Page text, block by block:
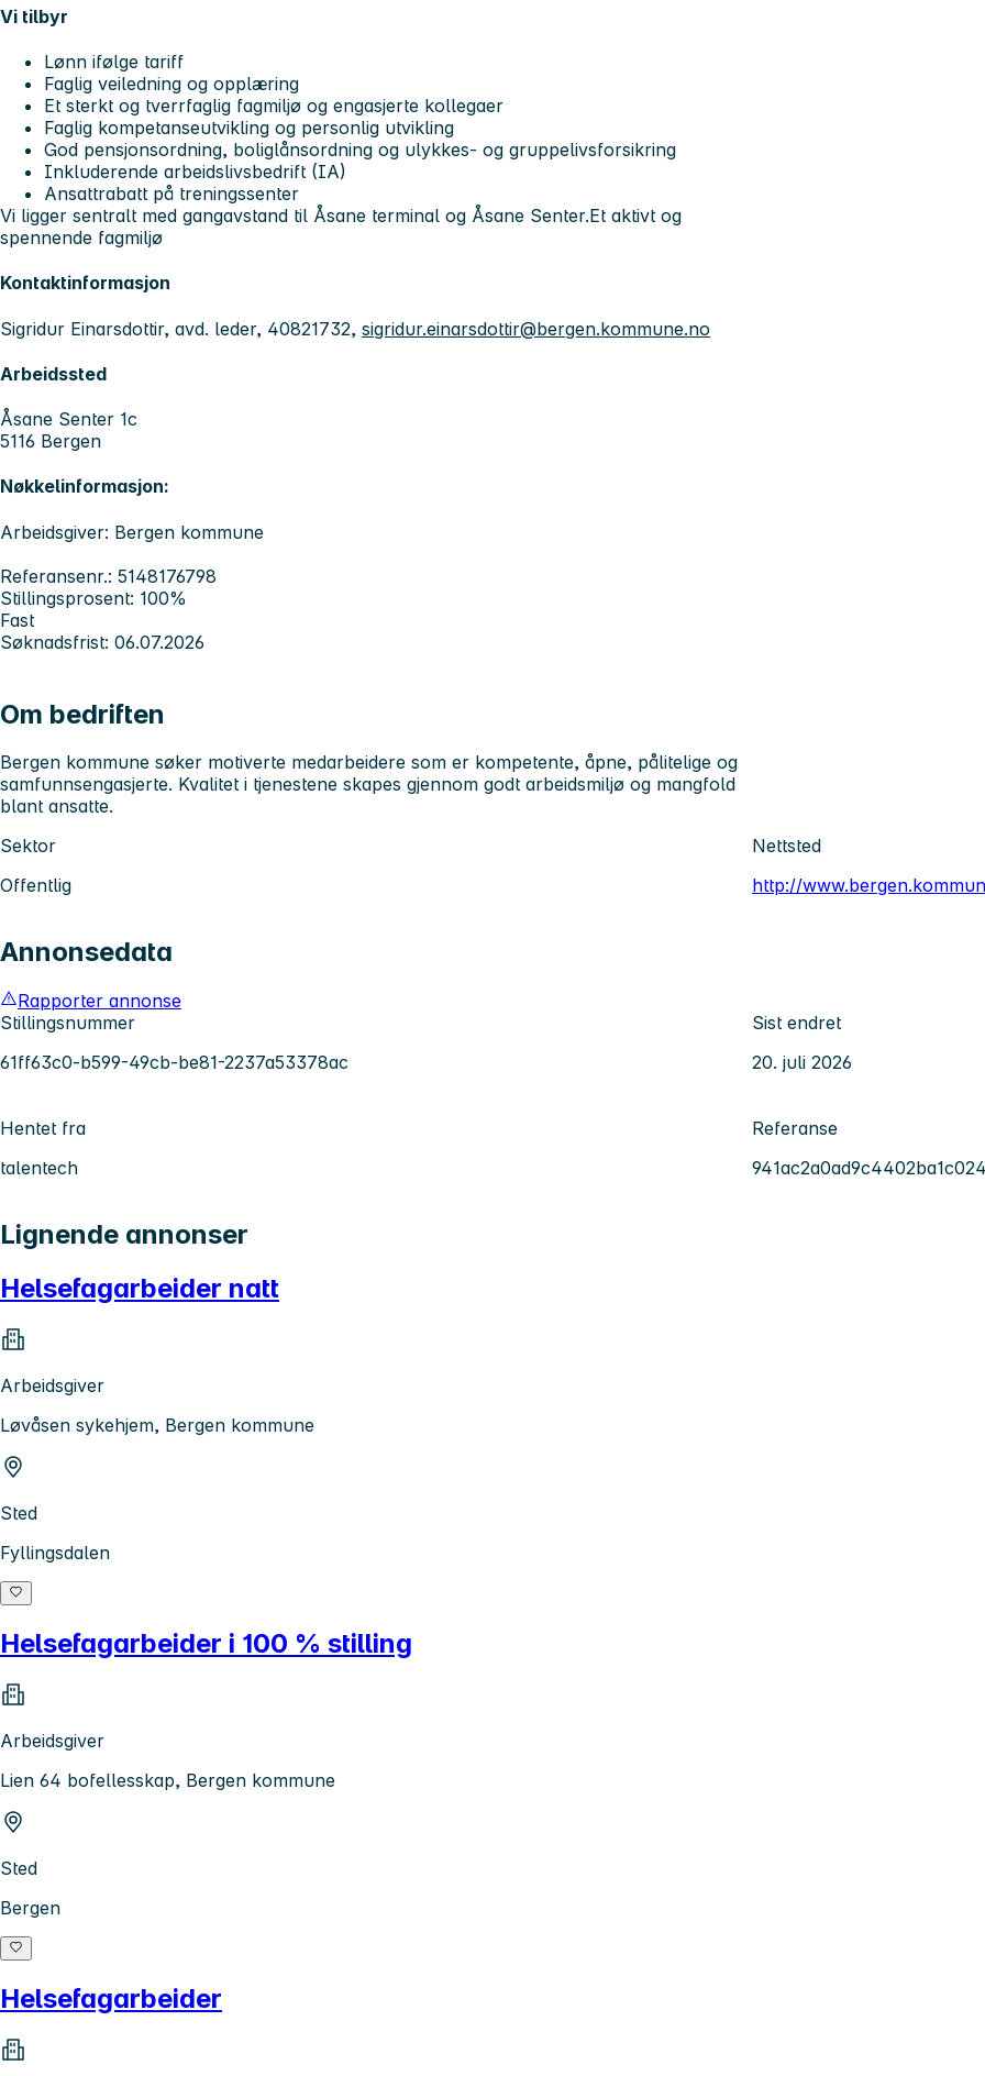
Vi tilbyr
Lønn ifølge tariff
Faglig veiledning og opplæring
Et sterkt og tverrfaglig fagmiljø og engasjerte kollegaer
Faglig kompetanseutvikling og personlig utvikling
God pensjonsordning, boliglånsordning og ulykkes- og gruppelivsforsikring
Inkluderende arbeidslivsbedrift (IA)
Ansattrabatt på treningssenter
Vi ligger sentralt med gangavstand til Åsane terminal og Åsane Senter.Et aktivt og
spennende fagmiljø
Kontaktinformasjon
Sigridur Einarsdottir, avd. leder, 40821732, sigridur.einarsdottir@bergen.kommune.no
Arbeidssted
Åsane Senter 1c
5116 Bergen
Nøkkelinformasjon:
Arbeidsgiver: Bergen kommune
Referansenr.: 5148176798
Stillingsprosent: 100%
Fast
Søknadsfrist: 06.07.2026
Om bedriften
Bergen kommune søker motiverte medarbeidere som er kompetente, åpne, pålitelige og
samfunnsengasjerte. Kvalitet i tjenestene skapes gjennom godt arbeidsmiljø og mangfold
blant ansatte.
Sektor
Offentlig
Nettsted
http://
Annonsedata
Rapporter annonse
Stillingsnummer
61ff63c0-b599-49cb-be81-2237a53378ac
Sist endret
20. juli 2026
Hentet fra
talentech
Referanse
Lignende annonser
Helsefagarbeider natt
Arbeidsgiver
Løvåsen sykehjem, Bergen kommune
Sted
Fyllingsdalen
Helsefagarbeider i 100 % stilling
Arbeidsgiver
Lien 64 bofellesskap, Bergen kommune
Sted
Bergen
Helsefagarbeider